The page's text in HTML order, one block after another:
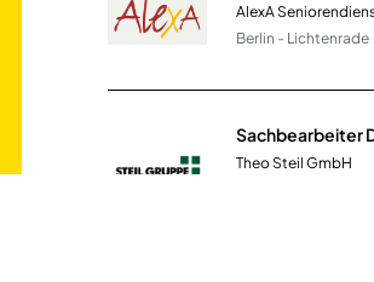
AlexA
Berlin - Lichtenrade
Theo Steil GmbH